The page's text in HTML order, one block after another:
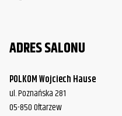
ADRES SALONU
POLKOM Wojciech Hause
ul. Poznańska 281
05-850 Ołtarzew